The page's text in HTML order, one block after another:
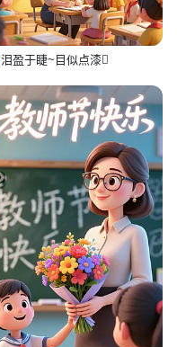
泪盈于睫~目似点漆